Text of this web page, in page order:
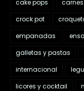
cake pops
carnes
crock pot
empanadas
galletas y pastas
internacional
licores y cocktail